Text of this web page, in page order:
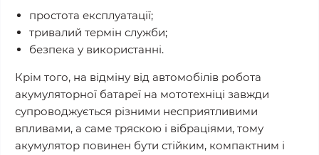
простота експлуатації;
тривалий термін служби;
безпека у використанні.
Крім того, на відміну від автомобілів робота
акумуляторної батареї на мототехніці завжди
супроводжується різними несприятливими
впливами, а саме тряскою і вібраціями, тому
акумулятор повинен бути стійким, компактним і